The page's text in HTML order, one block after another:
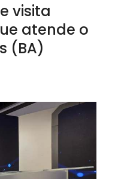
visita
atende o
(BA)